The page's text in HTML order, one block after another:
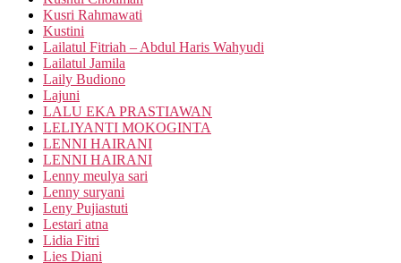
Kusri Rahmawati
Kustini
Lailatul Fitriah – Abdul Haris Wahyudi
Lailatul Jamila
Laily Budiono
Lajuni
LALU EKA PRASTIAWAN
LELIYANTI MOKOGINTA
LENNI HAIRANI
LENNI HAIRANI
Lenny meulya sari
Lenny suryani
Leny Pujiastuti
Lestari atna
Lidia Fitri
Lies Diani